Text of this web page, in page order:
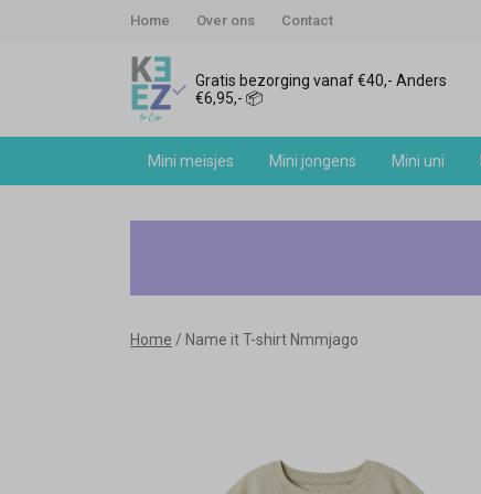
Home Over ons Contact
Gratis bezorging vanaf €40,- Anders
€6,95,- 📦
Mini meisjes Mini jongens Mini uni
Name
Home Name it T-shirt Nmmjago